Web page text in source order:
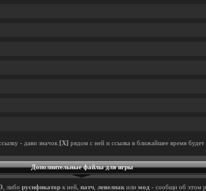
- дави значок [X] рядом с ней и ссылка в ближайшее время будет
Дополнительные файлы для игры
, либо русификатор к ней, патч левелпак или мод - сообщи об этом